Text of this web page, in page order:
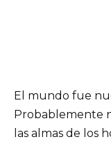
El mundo fue
Probablemente
las almas de los